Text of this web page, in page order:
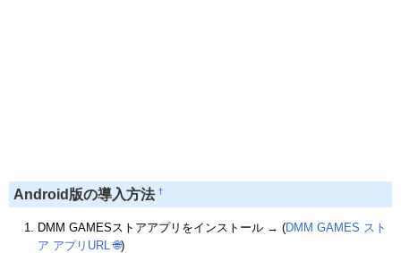
Android版の導入方法 †
DMM GAMESストアアプリをインストール → (DMM GAMES スト
ア アプリURL
🌐)